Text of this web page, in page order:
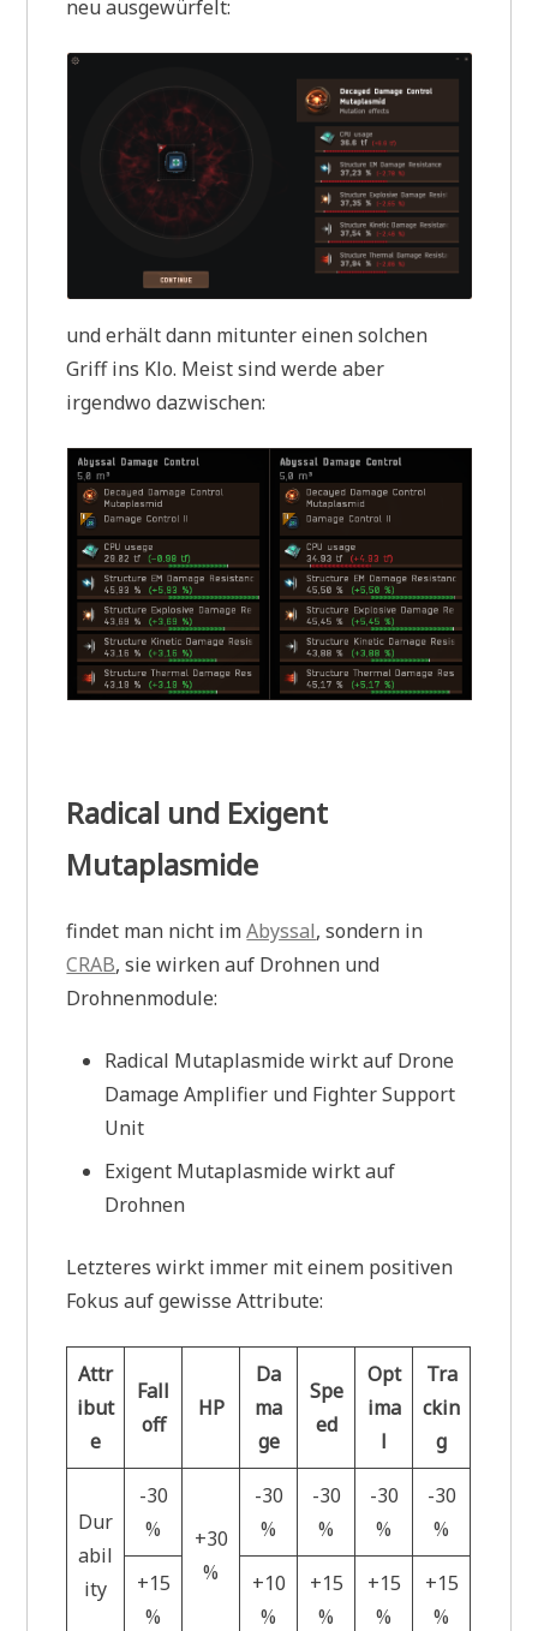
neu ausgewürfelt:
und erhält dann mitunter einen solchen
Griff ins Klo. Meist sind werde aber
irgendwo dazwischen:
Radical und Exigent
Mutaplasmide
findet man nicht imAbyssal, sondern in
CRAB, sie wirken auf Drohnen und
Drohnenmodule:
Radical Mutaplasmide wirkt auf Drone
Damage Amplifier und Fighter Support
Unit
Exigent Mutaplasmide wirkt auf
Drohnen
Letzteres wirkt immer mit einem positiven
Fokus auf gewisse Attribute:
Attr
ibut
e
Fall
off
HP
Da
ma
ge
Spe
ed
Opt
ima
l
Tra
ckin
g
Dur
abil
ity
-30
%
+30
%
-30
%
-30
%
-30
%
-30
%
+15
%
+10
%
+15
%
+15
%
+15
%